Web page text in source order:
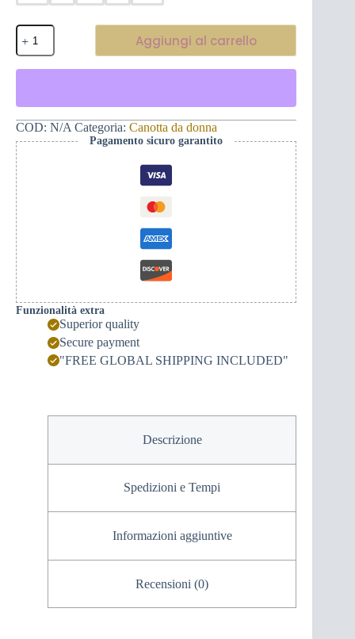
Bellissima
canotta
da
donna
quantità
Aggiungi al carrello
COD: N/A Categoria: Canotta da donna
Pagamento sicuro garantito
Funzionalità extra
Superior quality
Secure payment
"FREE GLOBAL SHIPPING INCLUDED"
Descrizione
Spedizioni e Tempi
Informazioni aggiuntive
Recensioni (0)